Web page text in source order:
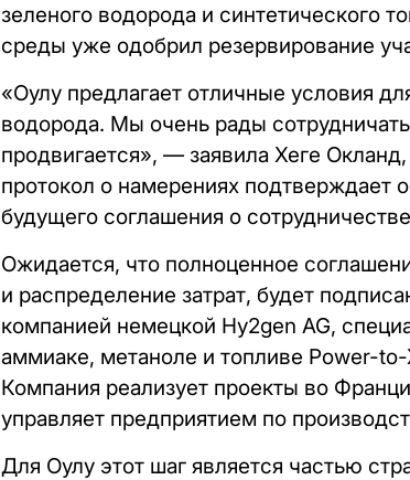
зеленого водорода и синтетического
среды уже одобрил резервирование
«Оулу предлагает отличные условия
водорода. Мы очень рады
продвигается», — заявила Хеге
протокол о намерениях подтверждает
будущего соглашения о
Ожидается, что полноценное
и распределение затрат, будет
компанией немецкой Hy2gen AG,
аммиаке, метаноле и топливе Power-
Компания реализует проекты во
управляет предприятием по
Для Оулу этот шаг является частью